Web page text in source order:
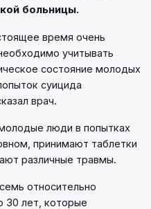
больницы.
время очень
учитывать
состояние молодых
суицида
врач.
люди в попытках
принимают таблетки
различные травмы.
относительно
30 лет, которые